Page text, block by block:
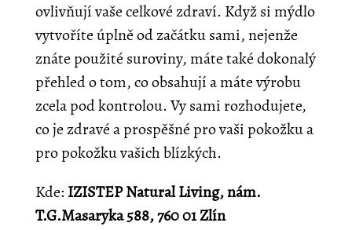
ovlivňují vaše celkové zdraví. Když si mýdlo
vytvoříte úplně od začátku sami, nejenže
znáte použité suroviny, máte také dokonalý
přehled o tom, co obsahují a máte výrobu
zcela pod kontrolou. Vy sami rozhodujete,
co je zdravé a prospěšné pro vaši pokožku a
pro pokožku vašich blízkých.
Kde: IZISTEP Natural Living, nám.
T.G.Masaryka 588, 760 01 Zlín